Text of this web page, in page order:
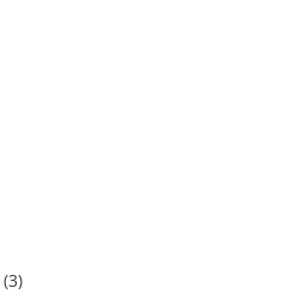
(3)